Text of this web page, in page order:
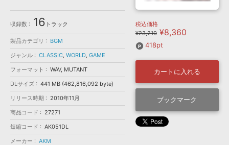
ソフトウェア／ツール »
DAW »
効果音 »
BGM »
特集 »
ニュースレター »
SONICWIREブログ »
製品サポート情報 »
DTMガイド »
FAQ »
お問い合わせ »
音楽カード
無償のサウンド管理ソフト
ソフト音源 プラグイン・エフェクト
ソフトウェア／ツール 効果音
メーカー
ランキング
シングルBGM
収録数 16 トラック
製品カテゴリ
BGM
ジャンル
CLASSIC, WORLD, GAME
フォーマット
WAV, MUTANT
DLサイズ
441 MB (462,816,092 byte)
リリース時期
2010年11月
商品コード
27271
短縮コード
AK051DL
メーカー
AKM
税込価格
¥23,210 ¥8,360
418pt
カートに入れる
ブックマーク